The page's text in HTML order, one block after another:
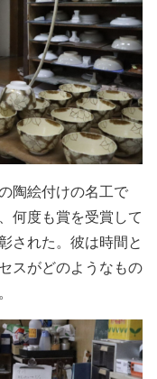
陶絵付けの名工で
何度も賞を受賞して
された。彼は時間と
スがどのようなもの